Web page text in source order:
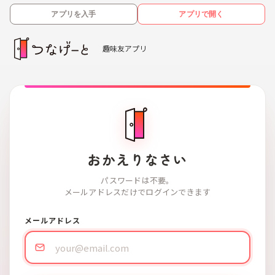
アプリを入手 アプリで開く
趣味友アプリ
おかえりなさい
パスワードは不要。
メールアドレスだけでログインできます
メールアドレス